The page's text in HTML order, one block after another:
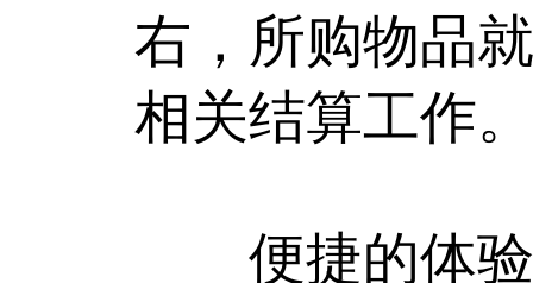
右，所购物品
相关结算工作。
便捷的体验